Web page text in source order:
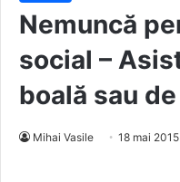
Nemuncă
social –
boală sau
Mihai Vasile 18 mai 2015